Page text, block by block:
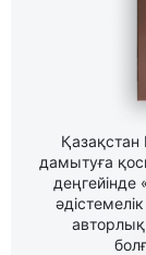
Қазақстан
дамытуға
авторлық